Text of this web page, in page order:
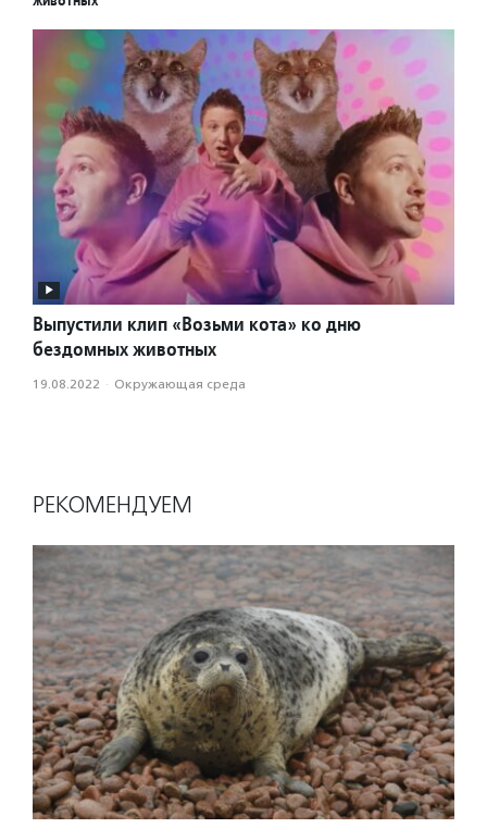
Выпустили клип «Возьми кота» ко дню
бездомных животных
19.08.2022 · Окружающая среда
РЕКОМЕНДУЕМ